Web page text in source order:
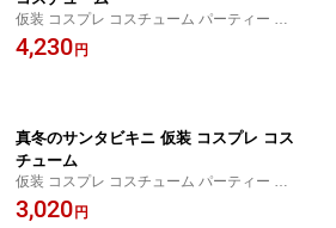
仮装 コスプレ コスチューム パーティー ハ
ロウィン パーティーグッズ 宴会 イベント
4,230円
真冬のサンタビキニ 仮装 コスプレ コス
チューム
仮装 コスプレ コスチューム パーティー ハ
ロウィン パーティーグッズ 宴会 イベント
3,020円